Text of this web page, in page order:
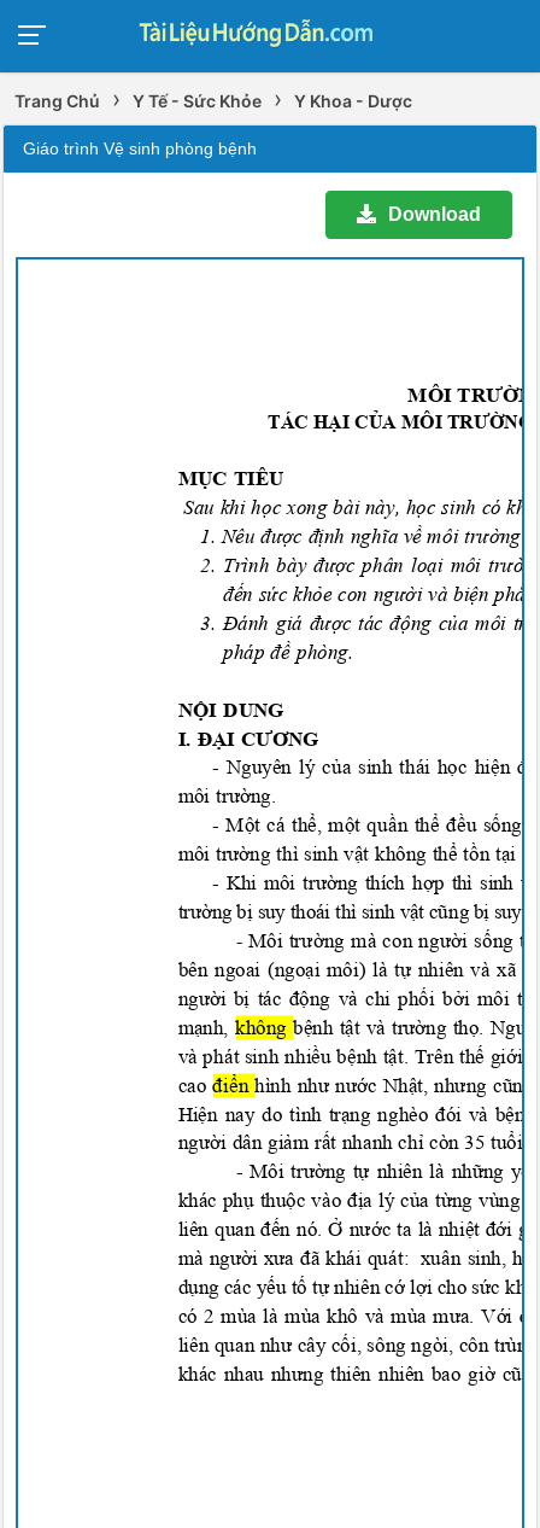
Trang Chủ › Y Tế - Sức Khỏe › Y Khoa - Dược
Giáo trình Vệ sinh phòng bệnh
Download
MÔI
TÁC HẠI CỦA MÔI
MỤC TIÊU
Sau khi học xong bàinày, học sinh cókh
1. Nêuđược địnhnghĩa về môi trường
2. Trình bày được phân loại môi
đến sức khỏe con người và biện
3.Đánh giá được tácđộng của môi
phápđề phòng.
NỘI DUNG
I. ĐẠI CƯƠNG
- Nguyên lý của sinh thái học hiện
môi trường.
- Một cá thể,một quần thể đều sống
môi trường thì sinh vậtkhông thể tồn tại
- Khi môitrường thíchhợp thì sinh v
trường bị suy thoái thì sinh vật cũng bịsuy g
-Môi trường mà con người sống
bên ngoai (ngoại môi) là tự nhiên và xã
người bị tác động và chi phối bởi môi
mạnh,khôngbệnh tật và trường thọ.
và phát sinh nhiều bệnh tật. Trên thế
caođiểnhình như nước Nhật, nhưng
Hiện nay do tình trạng nghèo đói và
người dân giảm rất nhanh chỉ còn 35 tuổi
-Môi trường tự nhiên là những
khác phụ thuộc vào địa lý của từng vùng
liên quan đến nó. Ở nước ta là nhiệt đới
mà người xưa đã khái quát:xuân sinh,
dụng các yếu tố tự nhiên cớ lợi cho sức
có2 mùa là mùa khô và mùa mưa. Với
liên quan như cây cối, sông ngòi, côn
khác nhau nhưng thiên nhiên bao giờ